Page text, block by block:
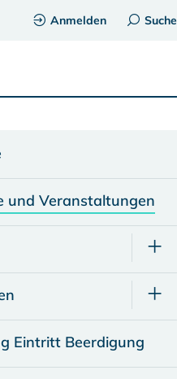
Anmelden Suche
und Veranstaltungen
Eintritt Beerdigung